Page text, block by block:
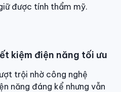
gas):9.5/15.8
được tính thẩm mỹ.
kiệm điện năng tối ưu
trội nhờ công nghệ
năng đáng kể nhưng vẫn